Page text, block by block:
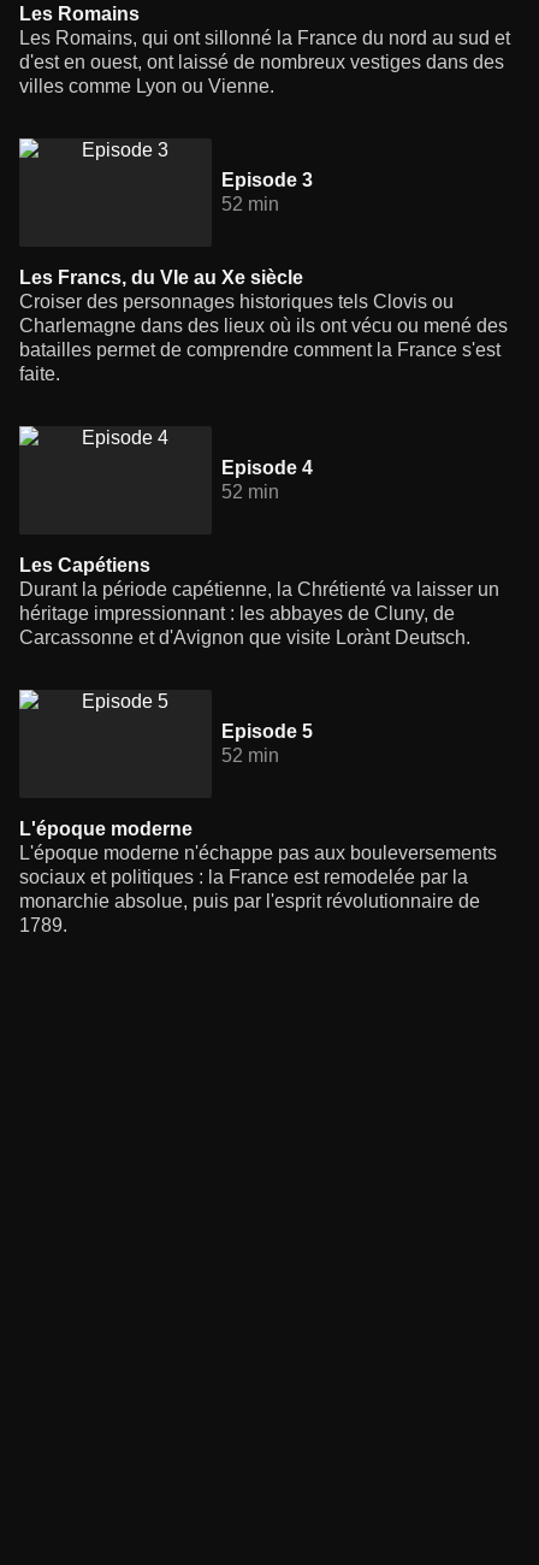
Les Romains
Les Romains, qui ont sillonné la France du nord au sud et
d'est en ouest, ont laissé de nombreux vestiges dans des
villes comme Lyon ou Vienne.
Episode 3
52 min
Les Francs, du VIe au Xe siècle
Croiser des personnages historiques tels Clovis ou
Charlemagne dans des lieux où ils ont vécu ou mené des
batailles permet de comprendre comment la France s'est
faite.
Episode 4
52 min
Les Capétiens
Durant la période capétienne, la Chrétienté va laisser un
héritage impressionnant : les abbayes de Cluny, de
Carcassonne et d'Avignon que visite Lorànt Deutsch.
Episode 5
52 min
L'époque moderne
L'époque moderne n'échappe pas aux bouleversements
sociaux et politiques : la France est remodelée par la
monarchie absolue, puis par l'esprit révolutionnaire de
1789.